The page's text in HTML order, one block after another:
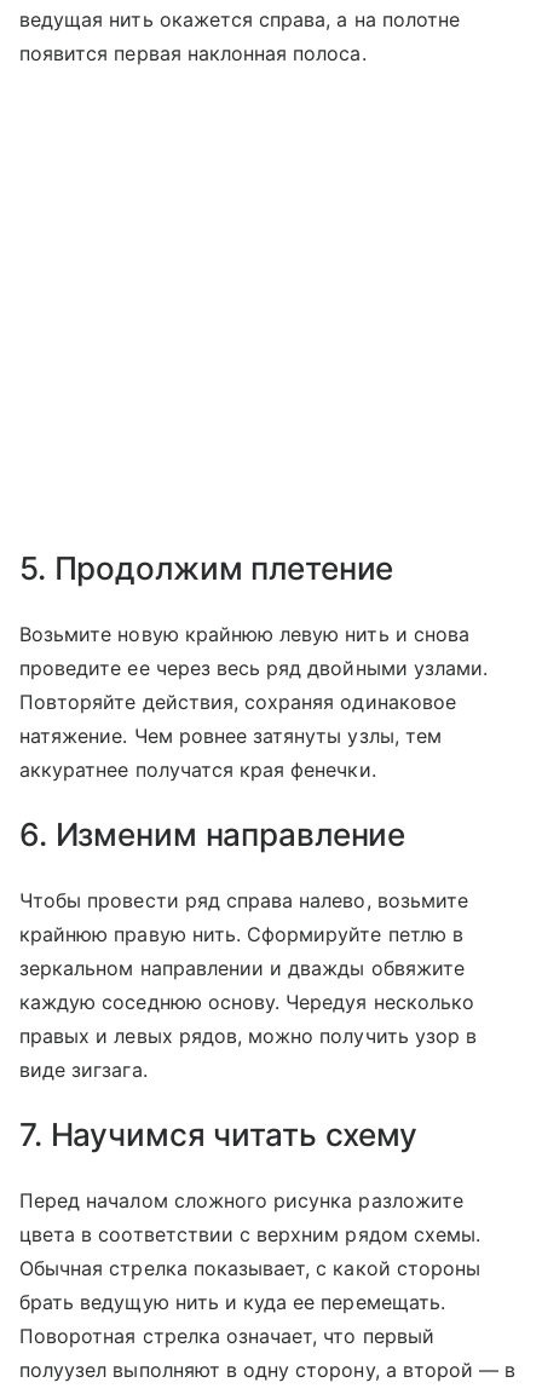
ведущая нить окажется справа, а на полотне
появится первая наклонная полоса.
5. Продолжим плетение
Возьмите новую крайнюю левую нить и снова
проведите ее через весь ряд двойными узлами.
Повторяйте действия, сохраняя одинаковое
натяжение. Чем ровнее затянуты узлы, тем
аккуратнее получатся края фенечки.
6. Изменим направление
Чтобы провести ряд справа налево, возьмите
крайнюю правую нить. Сформируйте петлю в
зеркальном направлении и дважды обвяжите
каждую соседнюю основу. Чередуя несколько
правых и левых рядов, можно получить узор в
виде зигзага.
7. Научимся читать схему
Перед началом сложного рисунка разложите
цвета в соответствии с верхним рядом схемы.
Обычная стрелка показывает, с какой стороны
брать ведущую нить и куда ее перемещать.
Поворотная стрелка означает, что первый
полуузел выполняют в одну сторону, а второй — в